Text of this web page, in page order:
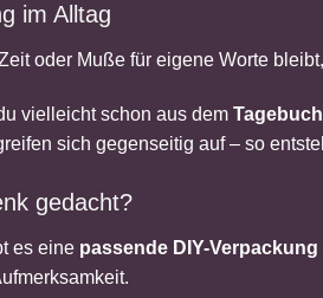
im Alltag
oder Muße für eigene Worte
vielleicht schon aus dem Tagebuch
sich gegenseitig auf – so
gedacht?
es eine passende DIY-